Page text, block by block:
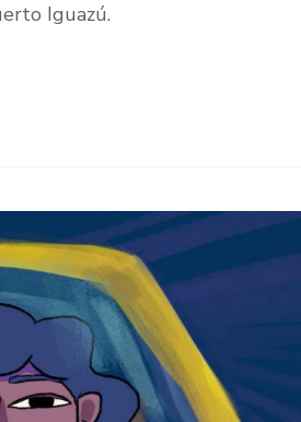
Iguazú.